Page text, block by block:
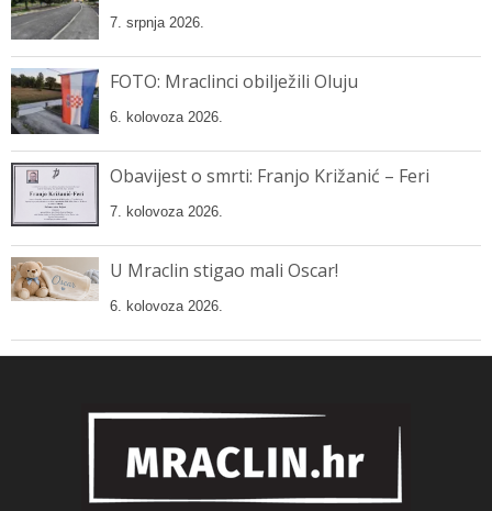
7. srpnja 2026.
FOTO: Mraclinci obilježili Oluju
6. kolovoza 2026.
Obavijest o smrti: Franjo Križanić – Feri
7. kolovoza 2026.
U Mraclin stigao mali Oscar!
6. kolovoza 2026.